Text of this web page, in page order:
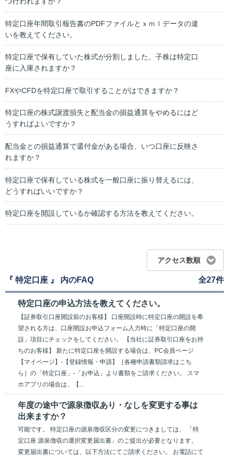
特定口座年間取引報告書のPDFファイルとｘｍｌデータの違
いを教えてください。
特定口座で保有していた株式が分割しました。子株は特定口
座に入庫されますか？
FXやCFDを特定口座で取引することがはできますか？
特定口座の株式譲渡損失と配当金の損益通算をやめるにはど
うすればよいですか？
配当金との損益通算で還付金がある場合、いつ口座に反映さ
れますか？
特定口座で保有している株式を一般口座に振り替えるには、
どうすればいいですか？
特定口座を開設しているか確認する方法を教えてください。
アクセス数順
『 特定口座 』 内のFAQ 全27件
特定口座の申込方法を教えてください。
【証券取引口座開設前のお客様】 口座開設時に特定口座の開設を希
望される方は、口座開設お申込フォーム入力時に「特定口座の開
設」項目にチェックをしてください。 【当社に証券取引口座をお持
ちのお客様】 新たに特定口座を開設する場合は、PC会員ページ
【マイページ】-【登録情報・申請】［各種申請書類請求はこち
ら］の「特定口座」-「お申込」より書類をご請求ください。 スマ
ホアプリの場合は、【...
年度の途中で源泉徴収あり・なしを変更する事は
出来ますか？
可能です。 特定口座の源泉徴収区分の変更につきましては、 「特
定口座 源泉徴収の選択変更届出書」のご提出が必要となります。
変更届出書については、以下方法にてご請求ください。 お電話にて